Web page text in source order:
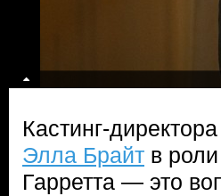
Кастинг-
Элла Брайт в
Гарретта — это